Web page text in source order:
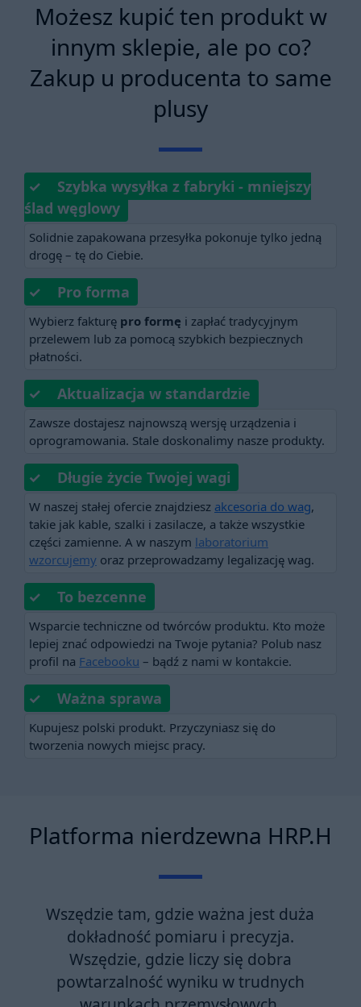
Możesz kupić ten produkt w
innym sklepie, ale po co?
Zakup u producenta to same
plusy
✓ Szybka wysyłka z fabryki - mniejszy
ślad węglowy
Solidnie zapakowana przesyłka pokonuje tylko jedną
drogę – tę do Ciebie.
✓ Pro forma
Wybierz fakturę pro formę i zapłać tradycyjnym
przelewem lub za pomocą szybkich bezpiecznych
płatności.
✓ Aktualizacja w standardzie
Zawsze dostajesz najnowszą wersję urządzenia i
oprogramowania. Stale doskonalimy nasze produkty.
✓ Długie życie Twojej wagi
W naszej stałej ofercie znajdziesz akcesoria do wag,
takie jak kable, szalki i zasilacze, a także wszystkie
części zamienne. A w naszym laboratorium
wzorcujemy oraz przeprowadzamy legalizację wag.
✓ To bezcenne
Wsparcie techniczne od twórców produktu. Kto może
lepiej znać odpowiedzi na Twoje pytania? Polub nasz
profil na Facebooku – bądź z nami w kontakcie.
✓ Ważna sprawa
Kupujesz polski produkt. Przyczyniasz się do
tworzenia nowych miejsc pracy.
Platforma nierdzewna HRP.H
Wszędzie tam, gdzie ważna jest duża
dokładność pomiaru i precyzja.
Wszędzie, gdzie liczy się dobra
powtarzalność wyniku w trudnych